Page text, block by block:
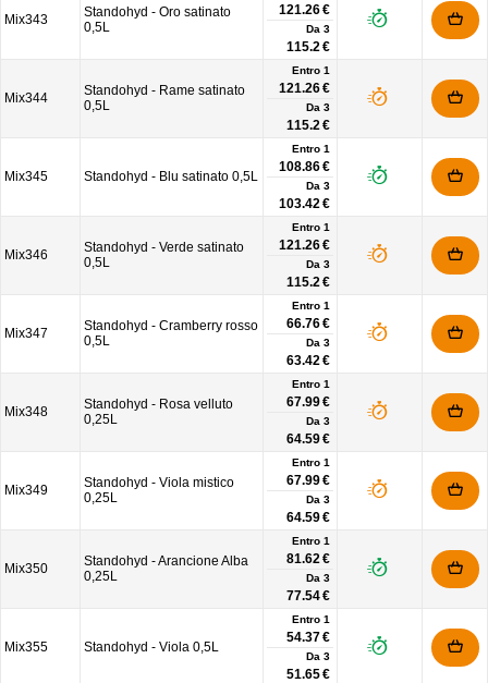
Mix343
Standohyd - Oro satinato
0,5L
121.26 €
Da 3
115.2 €
Mix344
Standohyd - Rame satinato
0,5L
Entro 1
121.26 €
Da 3
115.2 €
Mix345 Standohyd - Blu satinato 0,5L
Entro 1
108.86 €
Da 3
103.42 €
Mix346
Standohyd - Verde satinato
0,5L
Entro 1
121.26 €
Da 3
115.2 €
Mix347
Standohyd - Cramberry rosso
0,5L
Entro 1
66.76 €
Da 3
63.42 €
Mix348
Standohyd - Rosa velluto
0,25L
Entro 1
67.99 €
Da 3
64.59 €
Mix349
Standohyd - Viola mistico
0,25L
Entro 1
67.99 €
Da 3
64.59 €
Mix350
Standohyd - Arancione Alba
0,25L
Entro 1
81.62 €
Da 3
77.54 €
Mix355 Standohyd - Viola 0,5L
Entro 1
54.37 €
Da 3
51.65 €